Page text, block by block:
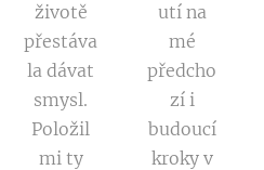
životě
přestáva
la dávat
smysl.
Položil
mi ty
utí na
mé
předcho
zí i
budoucí
kroky v